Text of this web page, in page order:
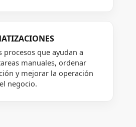
procesos que ayudan a
manuales, ordenar
y mejorar la operación
negocio.